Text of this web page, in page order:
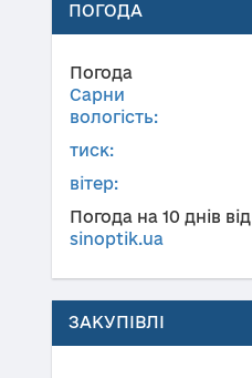
ПОГОДА
Погода
Сарни
вологість:
тиск:
вітер:
Погода на 10 днів від
sinoptik.ua
ЗАКУПІВЛІ